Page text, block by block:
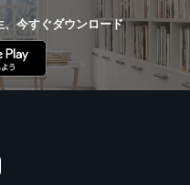
今すぐダウンロード